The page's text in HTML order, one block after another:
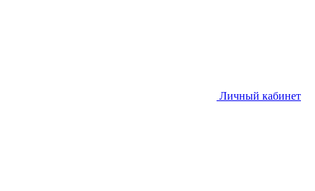
Личный кабинет